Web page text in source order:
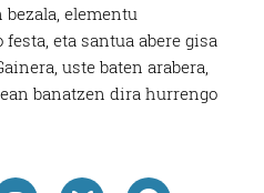
bezala, elementu
eta santua abere gisa
uste baten arabera,
banatzen dira hurrengo